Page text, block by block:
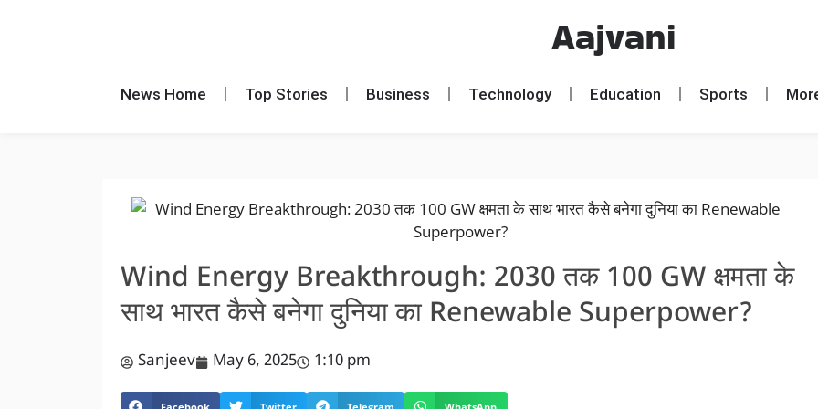
Aajvani
News Home Top Stories Business Technology Education Sports
Wind Energy Breakthrough: 2030 तक 100 GW क्षमता के
साथ भारत कैसे बनेगा दुनिया का Renewable Superpower?
Sanjeev May 6, 2025 1:10 pm